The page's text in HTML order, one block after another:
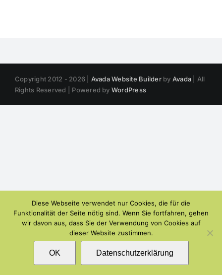
Copyright 2012 - 2026 | Avada Website Builderby Avada| All
Rights Reserved | Powered by WordPress
Diese Webseite verwendet nur Cookies, die für die
Funktionalität der Seite nötig sind. Wenn Sie fortfahren, gehen
wir davon aus, dass Sie der Verwendung von Cookies auf
dieser Website zustimmen.
OK Datenschutzerklärung